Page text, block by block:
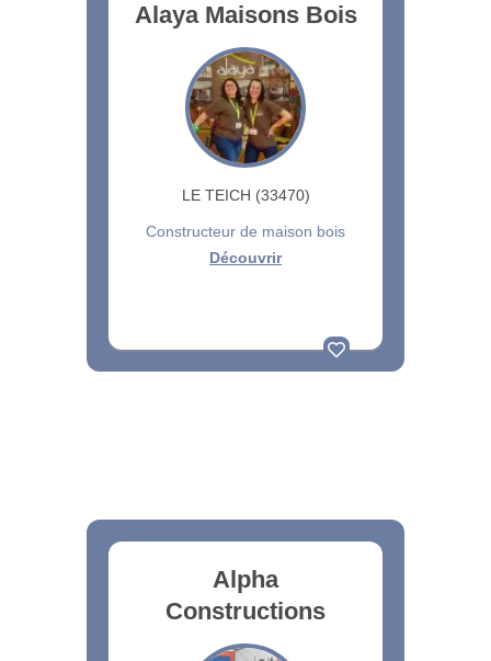
Alaya Maisons Bois
LE TEICH (33470)
Constructeur de maison bois
Découvrir
Alpha
Constructions